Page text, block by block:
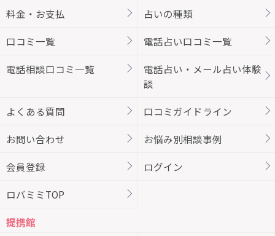
料金・お支払 占いの種類
口コミ一覧 電話占い口コミ一覧
電話相談口コミ一覧
電話占い・メール占い体験
談
よくある質問 口コミガイドライン
お問い合わせ お悩み別相談事例
会員登録 ログイン
ロバミミTOP
提携館